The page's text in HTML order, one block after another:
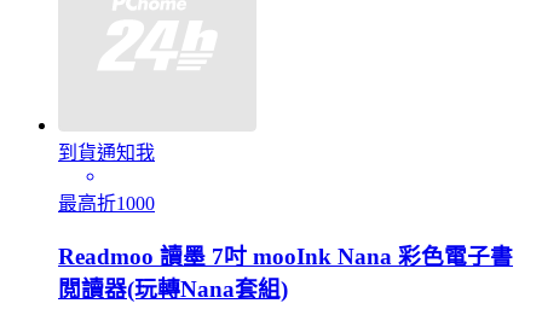
到貨通知我
最高折1000
Readmoo 讀墨 7吋 mooInk Nana 彩色電子書
閲讀器(玩轉Nana套組)